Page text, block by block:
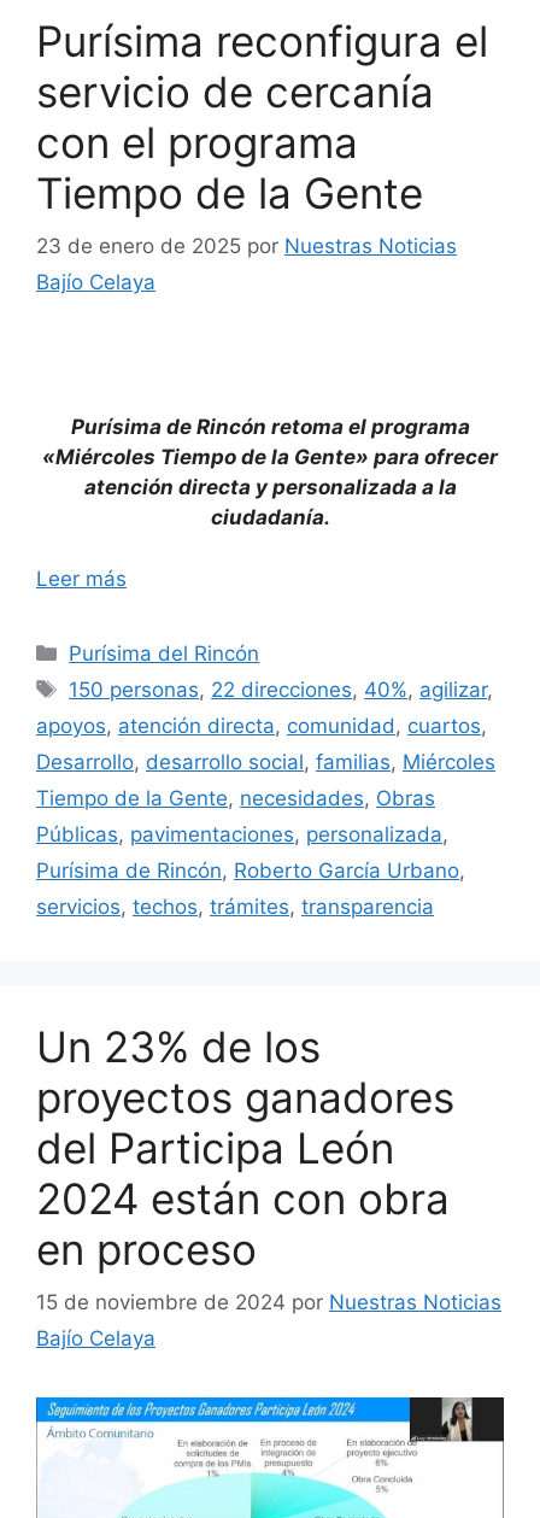
Purísima reconfigura el
servicio de cercanía
con el programa
Tiempo de la Gente
23 de enero de 2025 por Nuestras Noticias
Bajío Celaya
Purísima de Rincón retoma el programa
«Miércoles Tiempo de la Gente» para ofrecer
atención directa y personalizada a la
ciudadanía.
Leer más
Categorías
Purísima del Rincón
Etiquetas
150 personas, 22 direcciones, 40%, agilizar,
apoyos, atención directa, comunidad , cuartos,
Desarrollo, desarrollo social, familias, Miércoles
Tiempo de la Gente, necesidades, Obras
Públicas, pavimentaciones, personalizada,
Purísima de Rincón, Roberto García Urbano,
servicios, techos, trámites, transparencia
Un 23% de los
proyectos ganadores
del Participa León
2024 están con obra
en proceso
15 de noviembre de 2024 por Nuestras Noticias
Bajío Celaya